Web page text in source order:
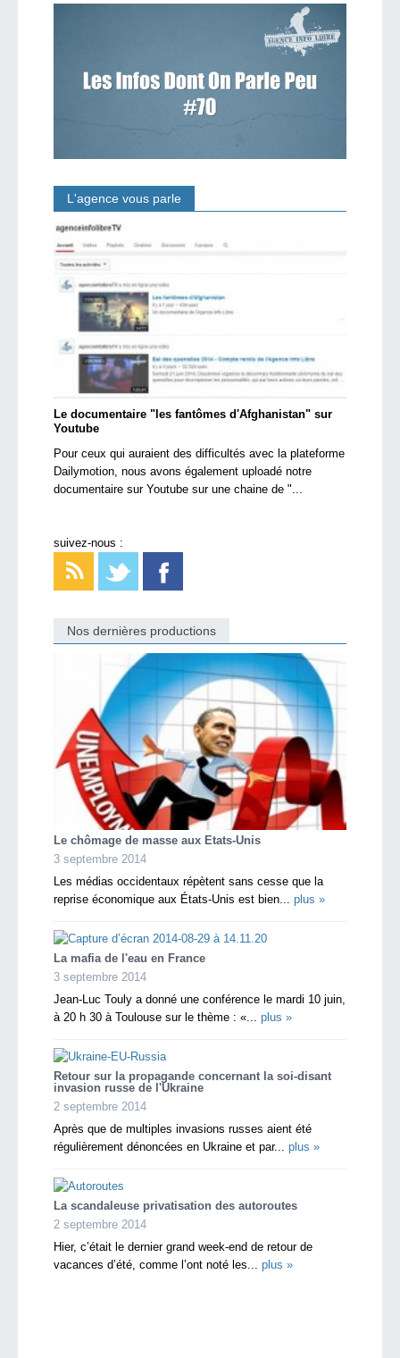
L'agence vous parle
Le documentaire "les fantômes d'Afghanistan" sur
Youtube
Pour ceux qui auraient des difficultés avec la plateforme
Dailymotion, nous avons également uploadé notre
documentaire sur Youtube sur une chaine de "...
suivez-nous :
Nos dernières productions
Le chômage de masse aux Etats-Unis
3 septembre 2014
Les médias occidentaux répètent sans cesse que la
reprise économique aux États-Unis est bien... plus »
La mafia de l'eau en France
3 septembre 2014
Jean-Luc Touly a donné une conférence le mardi 10 juin,
à 20 h 30 à Toulouse sur le thème : «... plus »
Retour sur la propagande concernant la soi-disant
invasion russe de l'Ukraine
2 septembre 2014
Après que de multiples invasions russes aient été
régulièrement dénoncées en Ukraine et par... plus »
La scandaleuse privatisation des autoroutes
2 septembre 2014
Hier, c’était le dernier grand week-end de retour de
vacances d’été, comme l’ont noté les... plus »